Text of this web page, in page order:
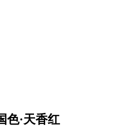
色·天香红